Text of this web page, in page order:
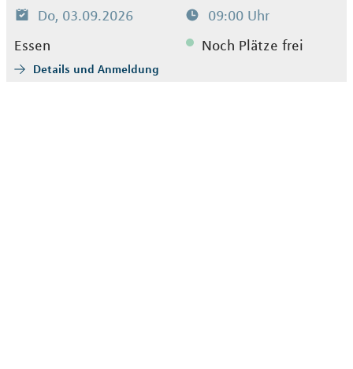
Do, 03.09.2026
09:00 Uhr
Essen
Noch Plätze frei
Details und Anmeldung